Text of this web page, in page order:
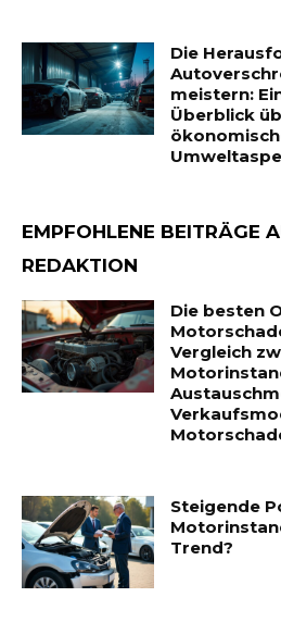
Die
meistern:
Überblick
EMPFOHLENE BEITRÄGE
REDAKTION
Die besten
Vergleich
Steigende
Trend?